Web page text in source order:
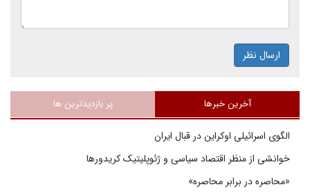
ارسال نظر
آخرین خبرها پر بازدیدترین ها
الگوی اسرائیلی اوکراین در قبال ایران
خوانشی از منظر اقتصاد سیاسی و ژئوپلیتیک کریدورها
«محاصره در برابر محاصره»